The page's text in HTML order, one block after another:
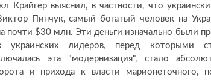
Крайгер выяснил, в частности, что
Пинчук, самый богатый человек на
почти $30 млн. Эти деньги изначально были
лидеров, перед которыми
эта "модернизация", стало
и прихода к власти марионеточного,